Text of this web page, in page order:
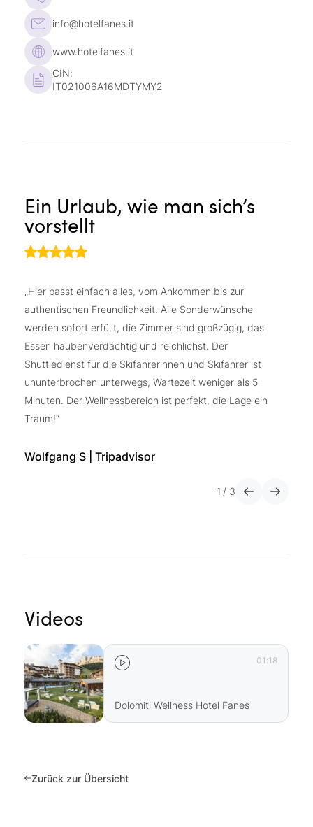
info@hotelfanes.it
www.hotelfanes.it
CIN:
IT021006A16MDTYMY2
Ein Urlaub, wie man sich’s
vorstellt
„Hier passt einfach alles, vom Ankommen bis zur
authentischen Freundlichkeit. Alle Sonderwünsche
werden sofort erfüllt, die Zimmer sind großzügig, das
Essen haubenverdächtig und reichlichst. Der
Shuttledienst für die Skifahrerinnen und Skifahrer ist
ununterbrochen unterwegs, Wartezeit weniger als 5
Minuten. Der Wellnessbereich ist perfekt, die Lage ein
Traum!“
Wolfgang S | Tripadvisor
1 / 3
Videos
01:18
Dolomiti Wellness Hotel Fanes
Zurück zur Übersicht